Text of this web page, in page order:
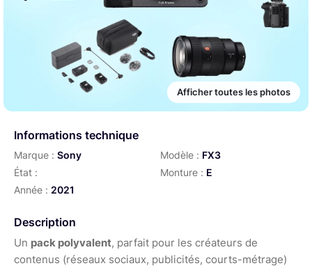
Afficher toutes les photos
Informations technique
Marque : Sony Modèle : FX3
État :
Monture : E
Année : 2021
Description
Un pack polyvalent, parfait pour les créateurs de
contenus (réseaux sociaux, publicités, courts-métrage)